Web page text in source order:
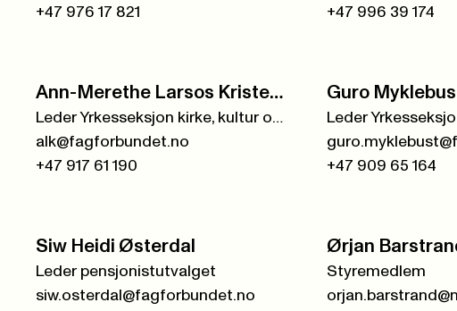
+47 976 17 821
+47 996 39 174
Ann-Merethe Larsos Kristensen
Leder Yrkesseksjon kirke, kultur og oppvekst
alk@fagforbundet.no
+47 917 61 190
Guro
+47 909 65 164
Siw Heidi Østerdal
Leder pensjonistutvalget
siw.osterdal@fagforbundet.no
Ørjan
Styremedlem